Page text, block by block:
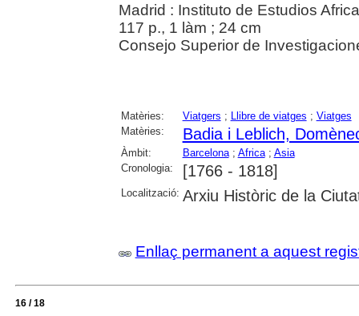
Madrid : Instituto de Estudios
117 p., 1 làm ; 24 cm
Consejo Superior de
Matèries: Viatgers ; Llibre de viatges ; Viatges
Matèries:
Badia i Leblich,
Àmbit: Barcelona; Africa; Asia
Cronologia:
[1766 - 1818]
Localització: Arxiu Històric de la
Enllaç permanent a aquest
16 / 18